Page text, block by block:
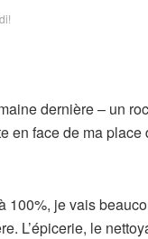
dernière – un
en face de ma
je vais
L’épicerie, le